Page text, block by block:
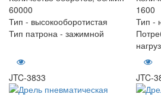
60000
Тип - высокооборотистая
Тип патрона - зажимной
1600
Тип -
JTC-3833 JTC-